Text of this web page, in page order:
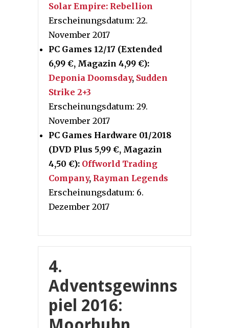
Solar Empire: Rebellion
Erscheinungsdatum: 22.
November 2017
PC Games 12/17 (Extended
6,99 €, Magazin 4,99 €):
Deponia Doomsday, Sudden
Strike 2+3
Erscheinungsdatum: 29.
November 2017
PC Games Hardware 01/2018
(DVD Plus 5,99 €, Magazin
4,50 €): Offworld Trading
Company, Rayman Legends
Erscheinungsdatum: 6.
Dezember 2017
4.
Adventsgewinns
piel 2016: